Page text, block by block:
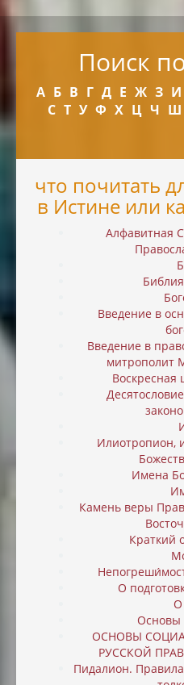
Поиск
А Б В Г Д Е Ж З И
С Т У Ф Х Ц Ч Ш
что почитать
в Истине или
Алфавитная
Введение в
Введение в
митрополит
Воскресная
Илиотропион,
Имена
Камень веры
Краткий
О
О
Основы
ОСНОВЫ
РУССКОЙ
Пидалион.